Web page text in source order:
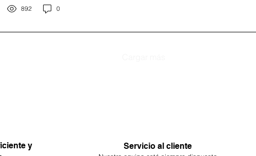
892 0
y
Servicio al cliente